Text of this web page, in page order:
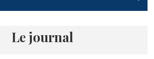
Le journal